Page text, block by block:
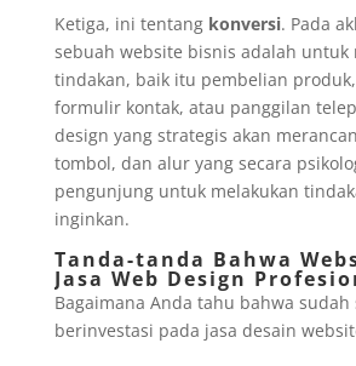
Ketiga, ini tentang konversi. Pada
sebuah website bisnis adalah untuk
tindakan, baik itu pembelian
formulir kontak, atau panggilan
design yang strategis akan
tombol, dan alur yang secara
pengunjung untuk melakukan
inginkan.
Tanda-tanda Bahwa
Jasa Web Design
Bagaimana Anda tahu bahwa sudah
berinvestasi pada jasa desain